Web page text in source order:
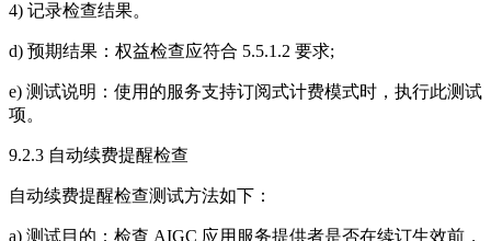
4) 记录检查结果。
d) 预期结果：权益检查应符合 5.5.1.2 要求;
e) 测试说明：使用的服务支持订阅式计费模式时，执行此测试
项。
9.2.3 自动续费提醒检查
自动续费提醒检查测试方法如下：
a) 测试目的：检查 AIGC 应用服务提供者是否在续订生效前，